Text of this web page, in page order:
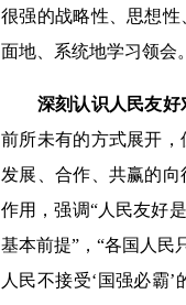
很强的战略性、思想
面地、系统地学习领会。
深刻认识人民友好
前所未有的方式展开，
发展、合作、共赢的
作用，强调“人民友好
基本前提”，“各国人民
人民不接受‘国强必霸